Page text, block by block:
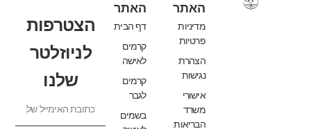
האתר
מדיניות
פרטיות
הצהרת
נגישות
אישורי
משרד
הבריאות
האתר
דף הבית
קרמים
לאישה
קרמים
לגבר
בשמים
הצטרפות
לניוזלטר
שלנו